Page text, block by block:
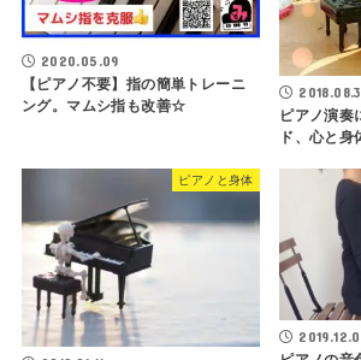
2020.05.09
【ピアノ不要】指の簡単トレーニ
ング。マムシ指も改善☆
ピアノ演奏
ド、心と身
ピアノと身体